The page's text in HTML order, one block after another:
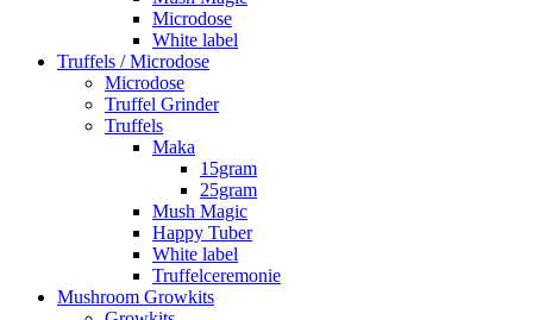
Microdose
White label
Truffels / Microdose
Microdose
Truffel Grinder
Truffels
Maka
15gram
25gram
Mush Magic
Happy Tuber
White label
Truffelceremonie
Mushroom Growkits